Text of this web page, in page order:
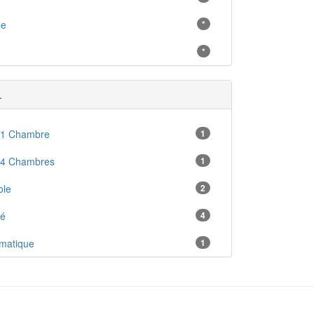
*
*
Chambre 1
Chambres 1
2
4
1